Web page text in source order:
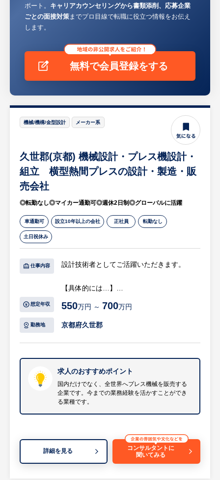
来ます。
・未経験者は、まず約１カ月ほどの検査業務
ます。その後、各製造業務をローテーション
で経験をし、最終適性や希望から担当業務を
決定いたします。
・作業場は、密閉されていて空調も完備され
ているので、真冬・真夏の過酷さもなく働き
ポート。 キャリアカウンセリングから書類添削、応募企業
ごとの面接対策 までプロ目線で転職に役立つ情報をお伝え
します。
無料で会員登録をする
機械/機構/金型設計 メーカー系
久世郡(京都) 機械設計・プレス機設計・
組立 横型熱間プレスの設計・製造・販
売会社
◎転勤なし◎マイカー通勤可◎週休2日制◎グローバルに活躍
車通勤可 設立10年以上の会社 正社員 転勤なし
土日祝休み
仕事内容 設計技術者としてご活躍いただきます。
【具体的には…】
設計、製図
・プレス機械の金型設計・設計した機械での
等
【担当者より】
※設計から組立・設置まで、トータルで担当
いただくことがベストです。
※京都府の科学技術功労賞も受賞しており、
オンリーワン企業として、技術力の工場を図
っていきます。
想定年収 550万円 ～ 700万円
勤務地 京都府久世郡
求人のおすすめポイント
国内だけでなく、全世界へプレス機械を販売する
企業です。今までの業務経験を活かすことができ
る業種です。
詳細を見る
コンサルタントに
聞いてみる